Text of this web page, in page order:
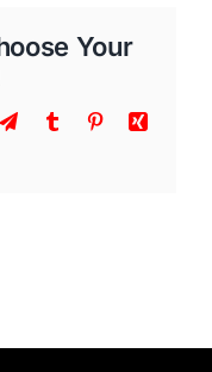
Your
TelegramTumblr PinterestXing